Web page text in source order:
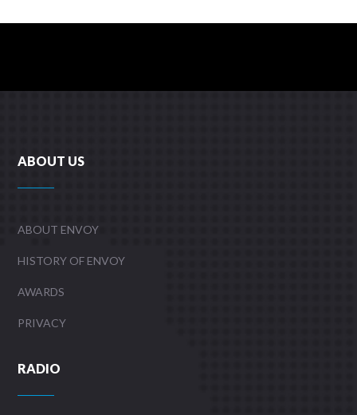
ABOUT US
ABOUT ENVOY
HISTORY OF ENVOY
AWARDS
PRIVACY
RADIO